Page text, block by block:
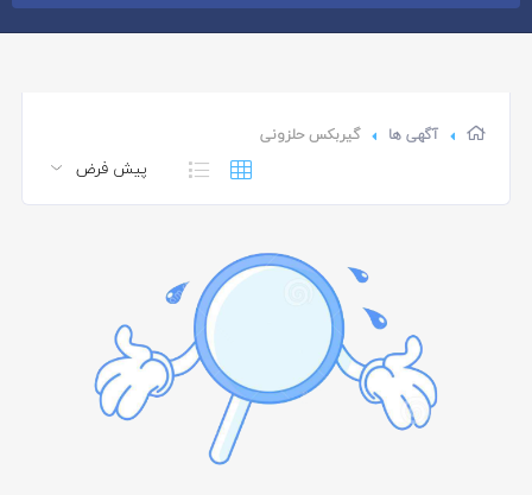
آگهی ها گیربکس حلزونی